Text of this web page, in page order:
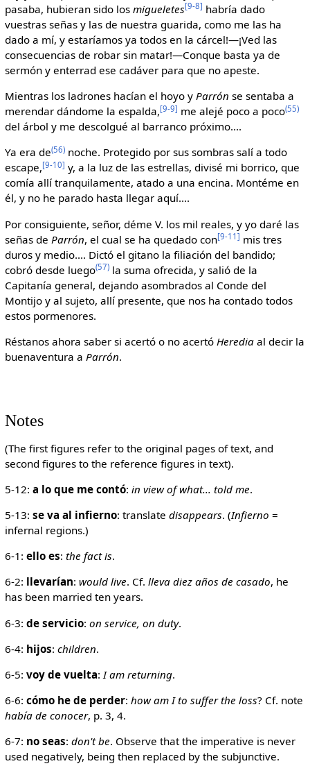
pasaba, hubieran sido los migueletes[9-8] habría dado
vuestras señas y las de nuestra guarida, como me las ha
dado a mí, y estaríamos ya todos en la cárcel!—¡Ved las
consecuencias de robar sin matar!—Conque basta ya de
sermón y enterrad ese cadáver para que no apeste.
Mientras los ladrones hacían el hoyo y Parrón se sentaba a
merendar dándome la espalda,[9-9] me alejé poco a poco(55)
del árbol y me descolgué al barranco próximo....
Ya era de(56)noche. Protegido por sus sombras salí a todo
escape,[9-10] y, a la luz de las estrellas, divisé mi borrico, que
comía allí tranquilamente, atado a una encina. Montéme en
él, y no he parado hasta llegar aquí....
Por consiguiente, señor, déme V. los mil reales, y yo daré las
señas de Parrón, el cual se ha quedado con[9-11] mis tres
duros y medio.... Dictó el gitano la filiación del bandido;
cobró desde luego(57)la suma ofrecida, y salió de la
Capitanía general, dejando asombrados al Conde del
Montijo y al sujeto, allí presente, que nos ha contado todos
estos pormenores.
Réstanos ahora saber si acertó o no acertó Herediaal decir la
buenaventura a Parrón.
Notes
(The first figures refer to the original pages of text, and
second figures to the reference figures in text).
5-12: a lo que me contó: in view of what... told me.
5-13: se va al infierno: translate disappears. (Infierno =
infernal regions.)
6-1: ello es: the fact is.
6-2: llevarían: would live. Cf. lleva diez años de casado, he
has been married ten years.
6-3: de servicio: on service, on duty.
6-4: hijos: children.
6-5: voy de vuelta: I am returning.
6-6: cómo he de perder: how am I to suffer the loss? Cf. note
había de conocer, p. 3, 4.
6-7: no seas: don't be. Observe that the imperative is never
used negatively, being then replaced by the subjunctive.